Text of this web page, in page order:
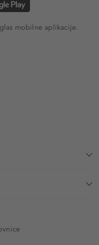
mobilne aplikacije.